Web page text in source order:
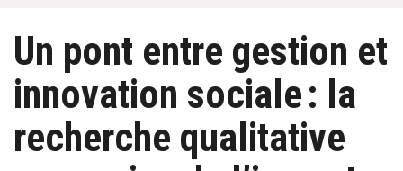
Un pont entre gestion et
innovation sociale : la
recherche qualitative